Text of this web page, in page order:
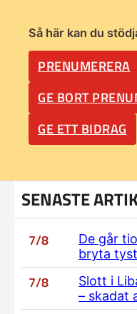
Så här kan du
PRENUMERERA
GE BORT
GE ETT BIDRAG
SENASTE
7/8
De går
bryta
7/8
Slott i
– skadat